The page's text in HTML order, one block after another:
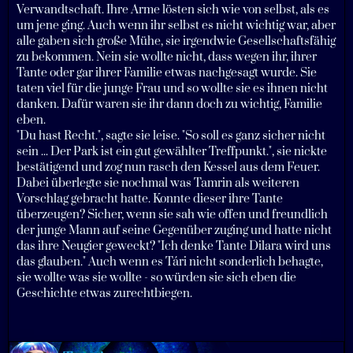
Verwandtschaft. Ihre Arme lösten sich wie von selbst, als es
um jene ging. Auch wenn ihr selbst es nicht wichtig war, aber
alle gaben sich große Mühe, sie irgendwie Gesellschaftsfähig
zu bekommen. Nein sie wollte nicht, dass wegen ihr, ihrer
Tante oder gar ihrer Familie etwas nachgesagt wurde. Sie
taten viel für die junge Frau und so wollte sie es ihnen nicht
danken. Dafür waren sie ihr dann doch zu wichtig, Familie
eben.
"Du hast Recht.", sagte sie leise. "So soll es ganz sicher nicht
sein ... Der Park ist ein gut gewählter Treffpunkt.", sie nickte
bestätigend und zog nun rasch den Kessel aus dem Feuer.
Dabei überlegte sie nochmal was Tamrin als weiteren
Vorschlag gebracht hatte. Konnte dieser ihre Tante
überzeugen? Sicher, wenn sie sah wie offen und freundlich
der junge Mann auf seine Gegenüber zuging und hatte nicht
das ihre Neugier geweckt? "Ich denke Tante Dilara wird uns
das glauben." Auch wenn es Tári nicht sonderlich behagte,
sie wollte was sie wollte - so würden sie sich eben die
Geschichte etwas zurechtbiegen.